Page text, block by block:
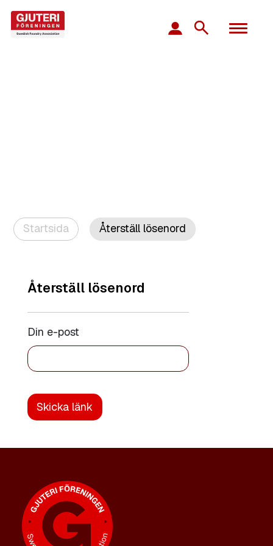
Startsida Återställ lösenord
Återställ lösenord
Din e-post
Skicka länk